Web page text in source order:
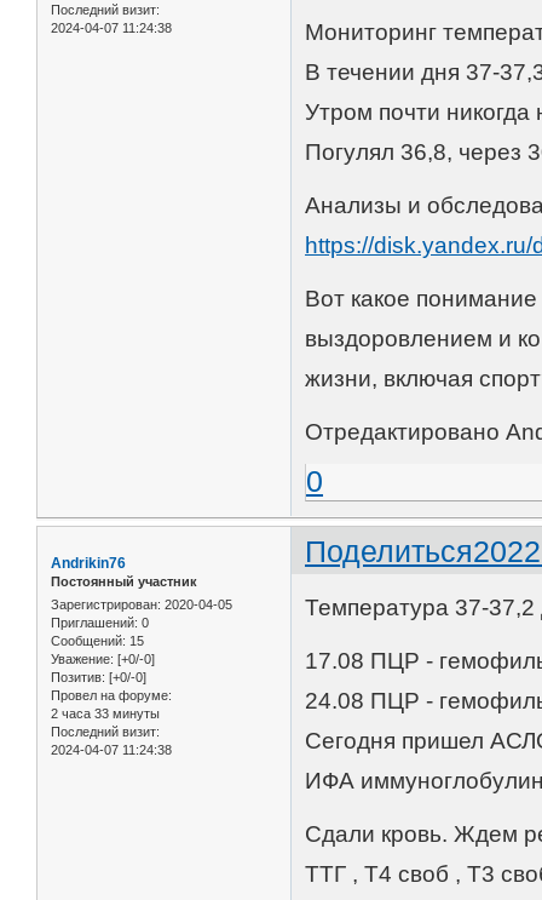
Последний визит:
2024-04-07 11:24:38
Мониторинг
В течении дня 37-
Утром почти никогда
Погулял 36,8, через
Анализы и
https://disk.yandex.ru/
Вот какое
выздоровлением и
жизни, включая
Отредактировано
0
Поделиться
Andrikin76
Постоянный участник
Зарегистрирован: 2020-04-05
Приглашений: 0
Сообщений: 15
Уважение: [+0/-0]
Позитив: [+0/-0]
Провел на форуме:
2 часа 33 минуты
Последний визит:
2024-04-07 11:24:38
Температура 37-37,2
17.08 ПЦР -
24.08 ПЦР -
Сегодня пришел
ИФА
Сдали кровь. Ждем
ТТГ , Т4 своб , Т3